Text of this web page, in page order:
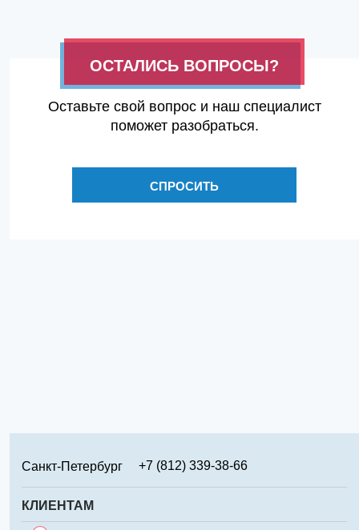
ОСТАЛИСЬ ВОПРОСЫ?
Оставьте свой вопрос и наш специалист
поможет разобраться.
СПРОСИТЬ
Санкт-Петербург
+7 (812) 339-38-66
Москва
+7 (499) 346-65-02
КЛИЕНТАМ
Сервис